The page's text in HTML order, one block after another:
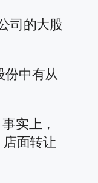
司的大股
份中有从
实上，
面转让